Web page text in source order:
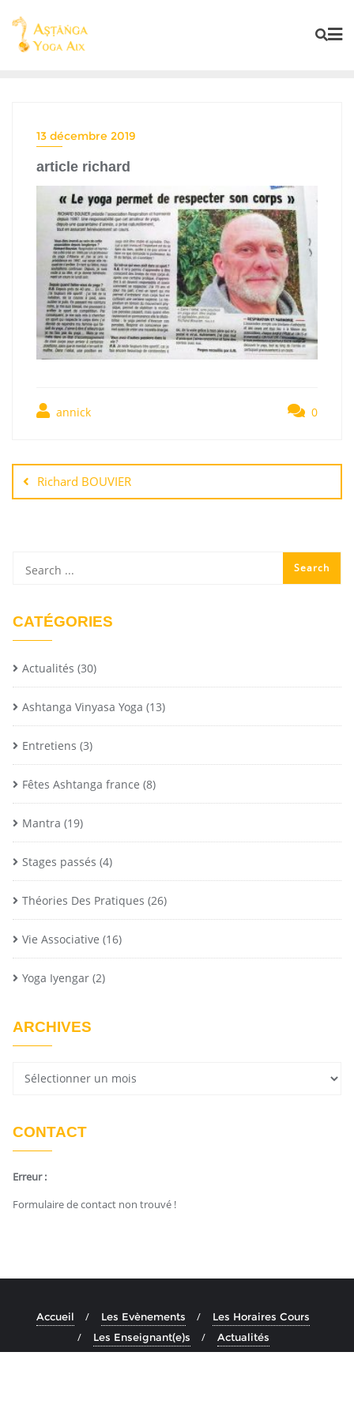
13 décembre 2019
article richard
annick 0
Richard BOUVIER
CATÉGORIES
Actualités (30)
Ashtanga Vinyasa Yoga (13)
Entretiens (3)
Fêtes Ashtanga france (8)
Mantra (19)
Stages passés (4)
Théories Des Pratiques (26)
Vie Associative (16)
Yoga Iyengar (2)
ARCHIVES
CONTACT
Erreur :
Formulaire de contact non trouvé !
Accueil Les Evènements
Les Horaires Cours
Les Enseignant(e)s
Actualités